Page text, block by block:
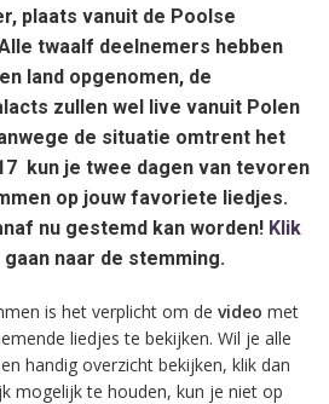
plaats vanuit de Poolse
twaalf deelnemers hebben
land opgenomen, de
zullen wel live vanuit Polen
de situatie omtrent het
kun je twee dagen van tevoren
op jouw favoriete liedjes.
nu gestemd kan worden! Klik
naar de stemming.
is het verplicht om de video met
liedjes te bekijken. Wil je alle
handig overzicht bekijken, klik dan
mogelijk te houden, kun je niet op